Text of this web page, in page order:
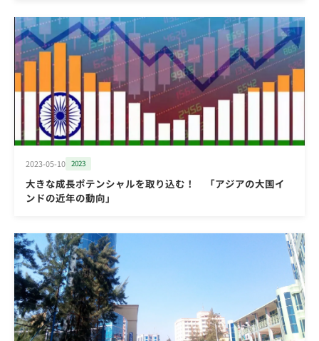
2023-05-10 2023
大きな成長ポテンシャルを取り込む！ 「アジアの大国イ
ンドの近年の動向」